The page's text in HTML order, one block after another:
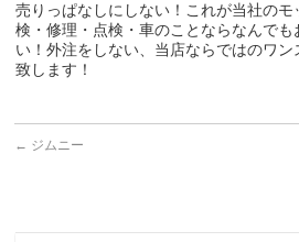
売りっぱなしにしない！これが当社の
検・修理・点検・車のことならなんでも
い！外注をしない、当店ならではのワ
致します！
← ジムニー